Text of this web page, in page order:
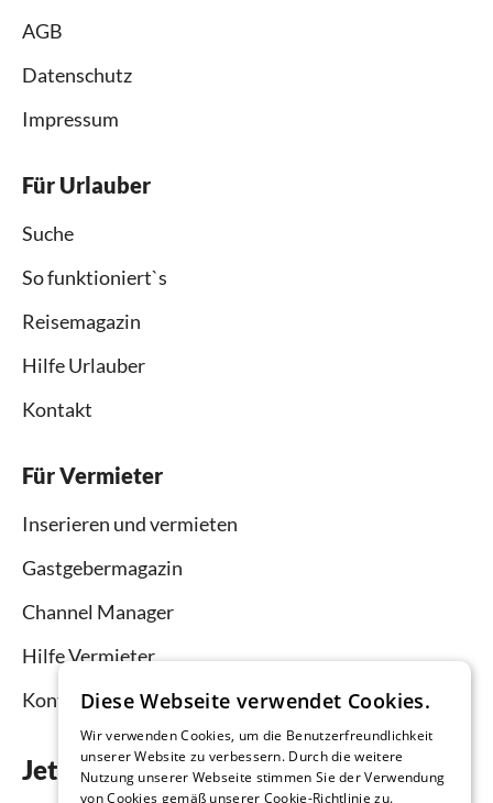
AGB
Datenschutz
Impressum
Für Urlauber
Suche
So funktioniert`s
Reisemagazin
Hilfe Urlauber
Kontakt
Für Vermieter
Inserieren und vermieten
Gastgebermagazin
Channel Manager
Hilfe Vermieter
Kontakt
Jetzt die App downloaden
Diese Webseite verwendet Cookies.
Wir verwenden Cookies, um die Benutzerfreundlichkeit
unserer Website zu verbessern. Durch die weitere
Nutzung unserer Webseite stimmen Sie der Verwendung
von Cookies gemäß unserer Cookie-Richtlinie zu.